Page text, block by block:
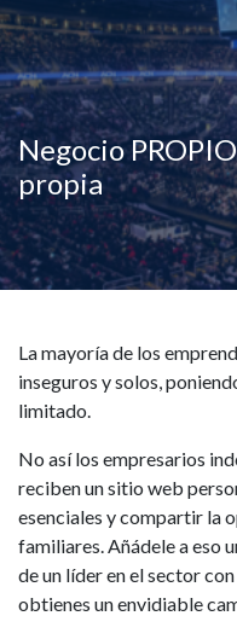
Negocio
propia
La mayoría de los
inseguros y solos,
limitado.
No así los empresarios
reciben un sitio web
esenciales y compartir la
familiares. Añádele a eso
de un líder en el sector
obtienes un envidiable